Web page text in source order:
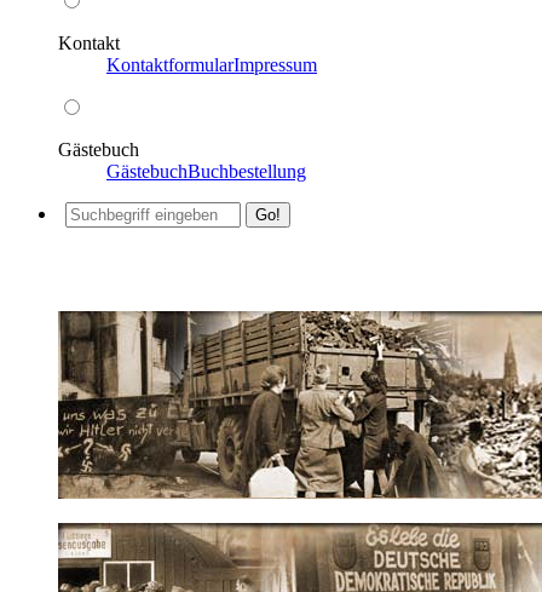
Kontakt
KontaktformularImpressum
Gästebuch
GästebuchBuchbestellung